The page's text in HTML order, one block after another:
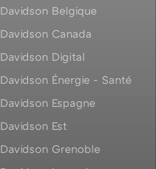
Davidson Belgique
Davidson Canada
Davidson Digital
Davidson Énergie - Santé
Davidson Espagne
Davidson Est
Davidson Grenoble